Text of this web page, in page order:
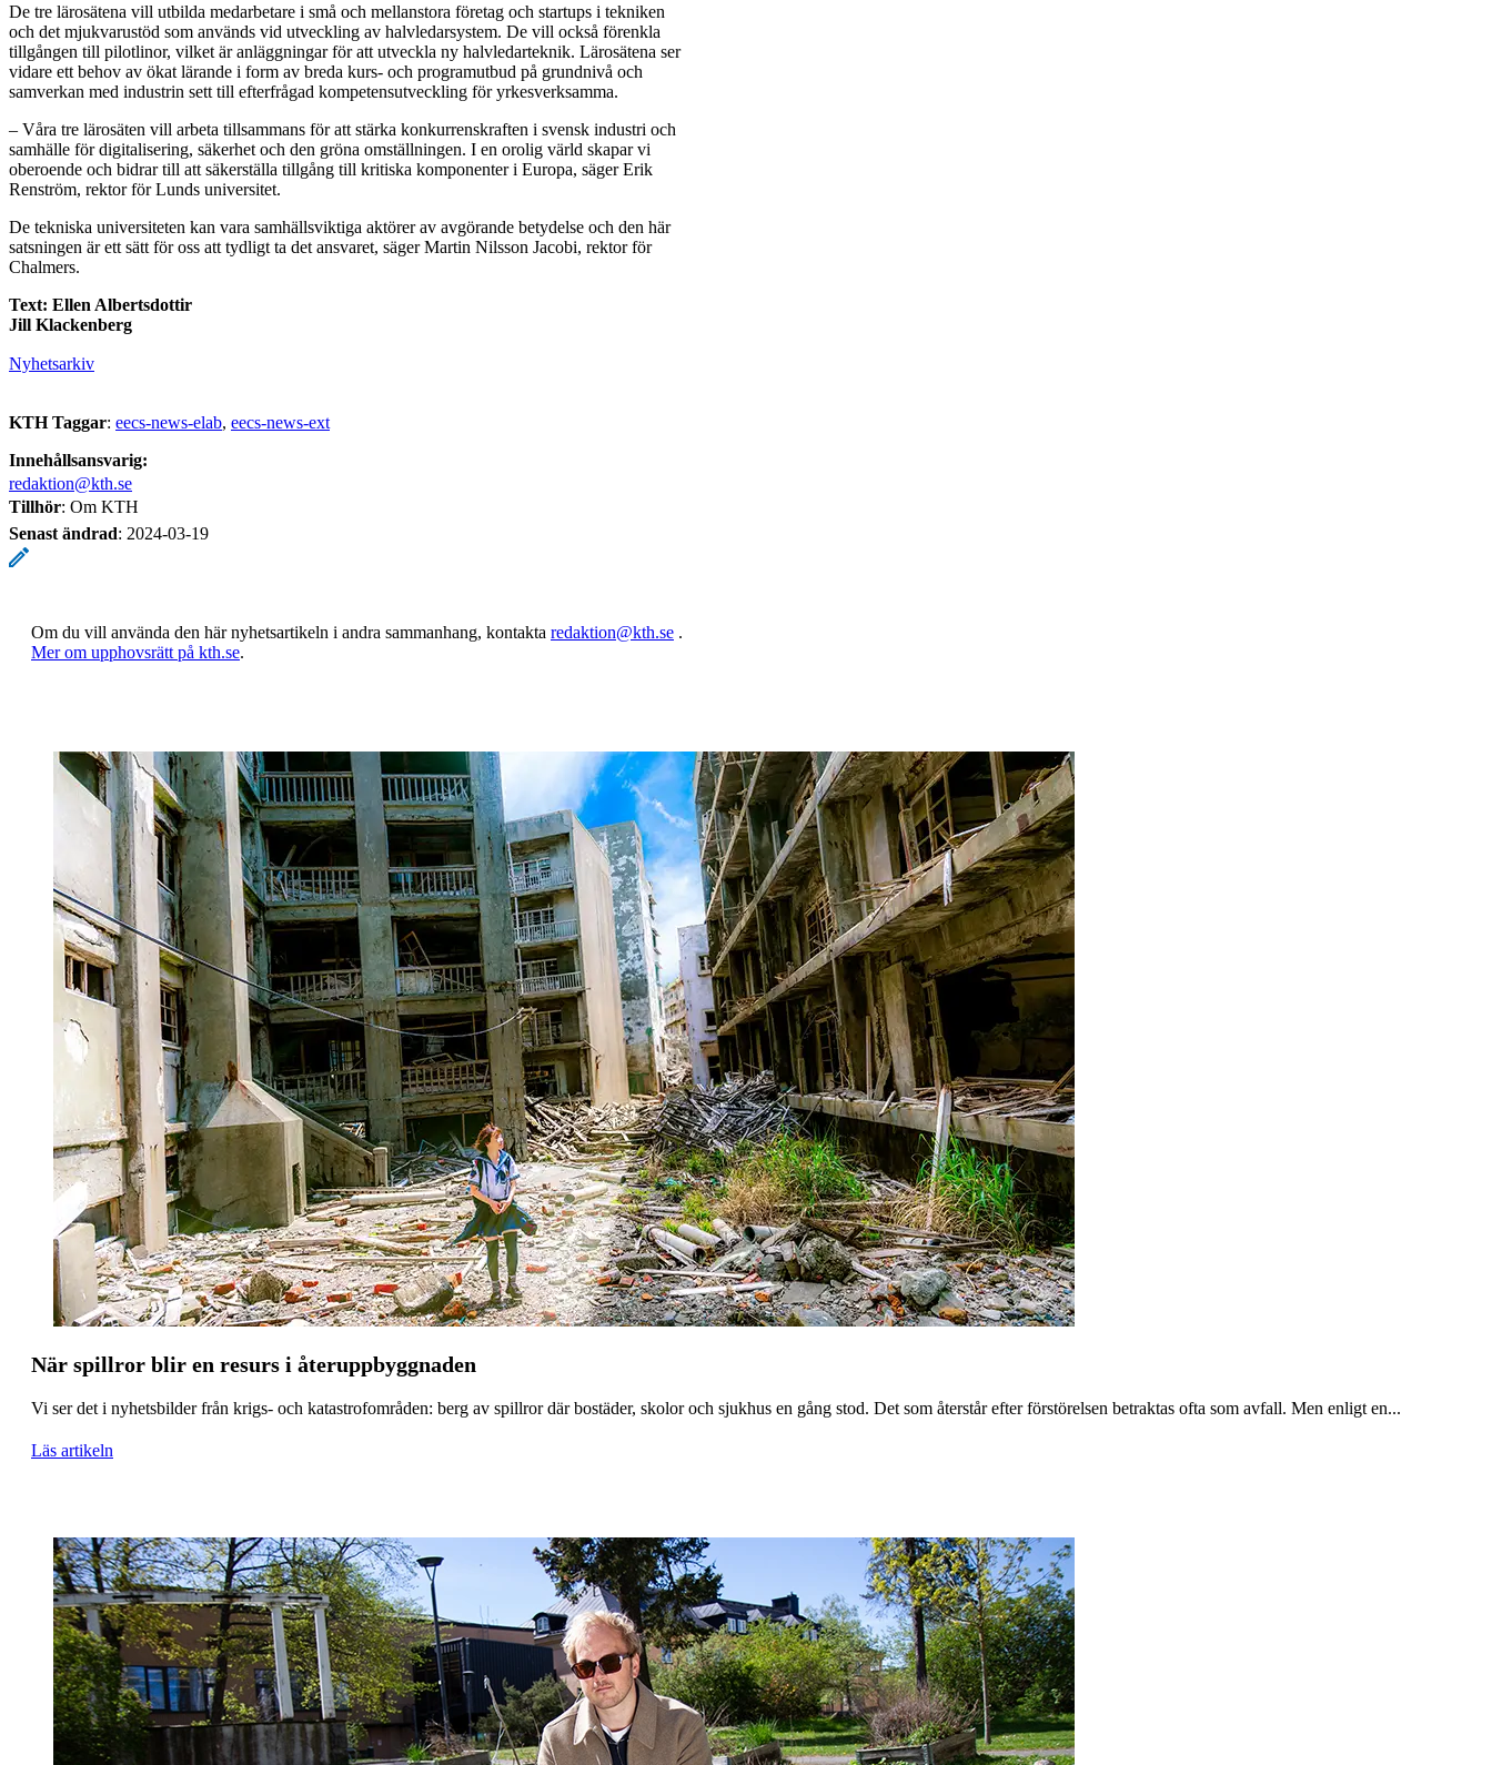
De tre lärosätena vill utbilda medarbetare i små och mellanstora företag och startups i tekniken
och det mjukvarustöd som används vid utveckling av halvledarsystem. De vill också förenkla
tillgången till pilotlinor, vilket är anläggningar för att utveckla ny halvledarteknik. Lärosätena ser
vidare ett behov av ökat lärande i form av breda kurs- och programutbud på grundnivå och
samverkan med industrin sett till efterfrågad kompetensutveckling för yrkesverksamma.
– Våra tre lärosäten vill arbeta tillsammans för att stärka konkurrenskraften i svensk industri och
samhälle för digitalisering, säkerhet och den gröna omställningen. I en orolig värld skapar vi
oberoende och bidrar till att säkerställa tillgång till kritiska komponenter i Europa, säger Erik
Renström, rektor för Lunds universitet.
De tekniska universiteten kan vara samhällsviktiga aktörer av avgörande betydelse och den här
satsningen är ett sätt för oss att tydligt ta det ansvaret, säger Martin Nilsson Jacobi, rektor för
Chalmers.
Text: Ellen Albertsdottir
Jill Klackenberg
Nyhetsarkiv
KTH Taggar: eecs-news-elab eecs-news-ext
Innehållsansvarig:
redaktion@kth.se
Tillhör: Om KTH
Senast ändrad: 2024-03-19
Om du vill använda den här nyhetsartikeln i andra sammanhang, kontakta redaktion@kth.se .
​​​​​​​Mer om upphovsrätt på kth.se​​​​​​​​​​​​​​.
När spillror blir en resurs i återuppbyggnaden
Vi ser det i nyhetsbilder från krigs- och katastrofområden: berg av spillror där bostäder, skolor och sjukhus en gång stod. Det som återstår efter förstörelsen betraktas ofta som avfall. Men enligt en...
Läs artikeln